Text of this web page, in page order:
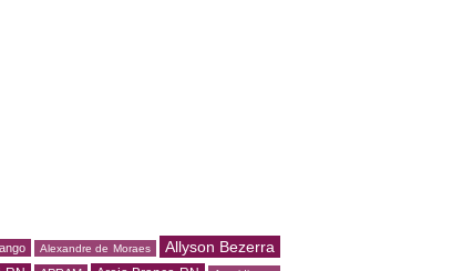
Alexandre de Moraes
Allyson Bezerra